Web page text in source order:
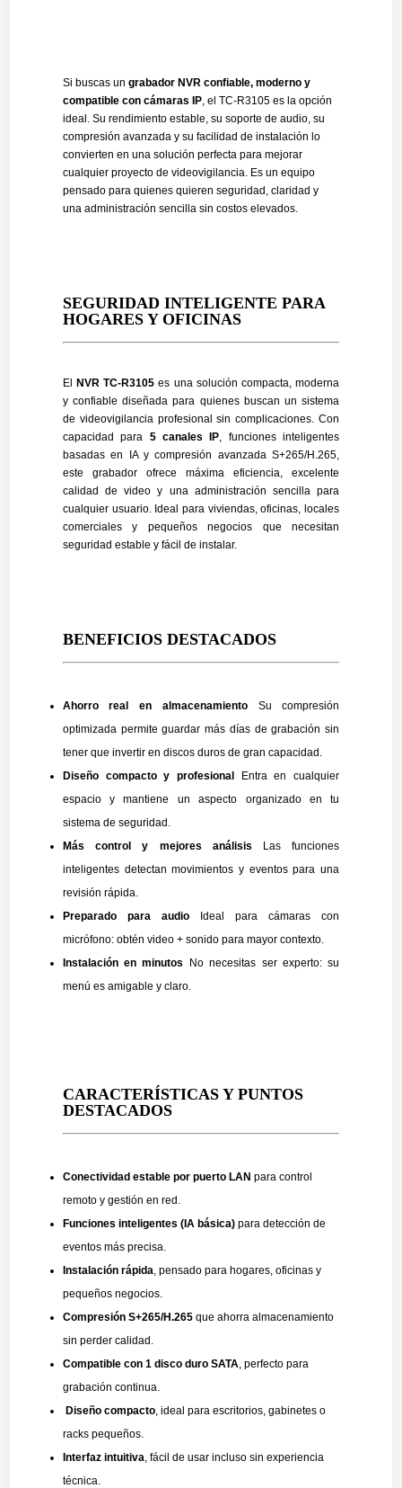
Si buscas un grabador NVR confiable, moderno y
compatible con cámaras IP, el TC-R3105 es la opción
ideal. Su rendimiento estable, su soporte de audio, su
compresión avanzada y su facilidad de instalación lo
convierten en una solución perfecta para mejorar
cualquier proyecto de videovigilancia. Es un equipo
pensado para quienes quieren seguridad, claridad y
una administración sencilla sin costos elevados.
SEGURIDAD INTELIGENTE PARA
HOGARES Y OFICINAS
El NVR TC-R3105 es una solución compacta, moderna
y confiable diseñada para quienes buscan un sistema
de videovigilancia profesional sin complicaciones. Con
capacidad para 5 canales IP, funciones inteligentes
basadas en IA y compresión avanzada S+265/H.265,
este grabador ofrece máxima eficiencia, excelente
calidad de video y una administración sencilla para
cualquier usuario. Ideal para viviendas, oficinas, locales
comerciales y pequeños negocios que necesitan
seguridad estable y fácil de instalar.
BENEFICIOS DESTACADOS
Ahorro real en almacenamiento Su compresión
optimizada permite guardar más días de grabación sin
tener que invertir en discos duros de gran capacidad.
Diseño compacto y profesional
Entra en cualquier
espacio y mantiene un aspecto organizado en tu
sistema de seguridad.
Más control y mejores análisis
Las funciones
inteligentes detectan movimientos y eventos para una
revisión rápida.
Preparado para audio
Ideal para cámaras con
micrófono: obtén video + sonido para mayor contexto.
Instalación en minutos
No necesitas ser experto: su
menú es amigable y claro.
CARACTERÍSTICAS Y PUNTOS
DESTACADOS
Conectividad estable por puerto LAN para control
remoto y gestión en red.
Funciones inteligentes (IA básica)para detección de
eventos más precisa.
Instalación rápida, pensado para hogares, oficinas y
pequeños negocios.
Compresión S+265/H.265que ahorra almacenamiento
sin perder calidad.
Compatible con 1 disco duro SATA, perfecto para
grabación continua.
Diseño compacto, ideal para escritorios, gabinetes o
racks pequeños.
Interfaz intuitiva, fácil de usar incluso sin experiencia
técnica.